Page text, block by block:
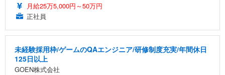
月給25万5,000円～50万円
正社員
未経験採用枠/ゲームのQAエンジニア/研修制度充実/年間休日
125日以上
GOEN株式会社